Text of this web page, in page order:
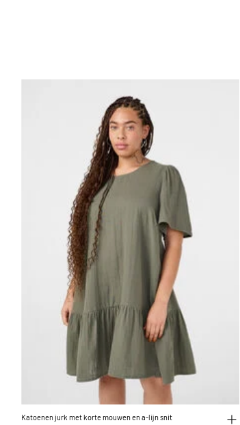
Katoenen jurk met korte mouwen en a-lijn snit